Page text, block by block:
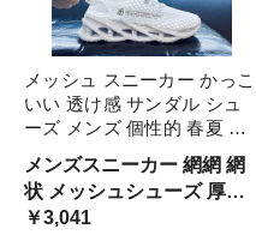
メッシュ スニーカー かっこ
いい 透け感 サンダル シュ
ーズ メンズ 個性的 春夏 男
性用 黒 白 青 バイカラー シ
ンプル きれいめ 運動靴 蒸
れにくい 涼しい オシャレ
大学生 エアクッシ 清涼感
メンズスニーカー 網網 網
状 メッシュシューズ 厚底
スニーカー クッション ソ
￥3,041